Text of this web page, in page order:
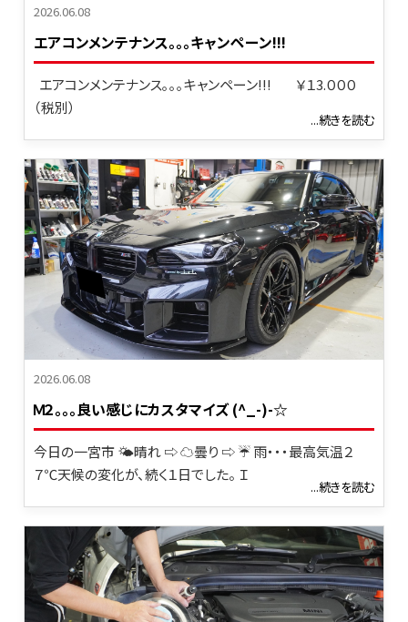
2026.06.08
エアコンメンテナンス。。。キャンペーン!!!
エアコンメンテナンス｡｡｡キャンペーン!!! ￥１3.０００
（税別）
...続きを読む
2026.06.08
Ｍ２｡｡｡良い感じにカスタマイズ (^_-)-☆
今日の一宮市 🌤晴れ ⇨ ☁曇り ⇨ ☔ 雨・・・最高気温２
７℃天候の変化が、続く１日でした。 Ｉ
...続きを読む